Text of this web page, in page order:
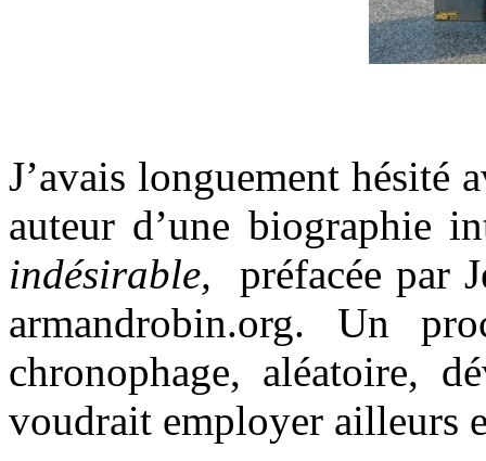
J’avais longuement hésité
auteur d’une biographie
indésirable,
préfacée par
armandrobin.org. Un
chronophage, aléatoire,
voudrait employer ailleurs